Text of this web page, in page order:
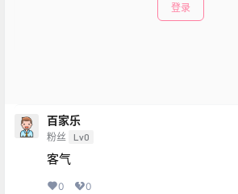
登录
百家乐
粉丝 Lv0
客气
0 0